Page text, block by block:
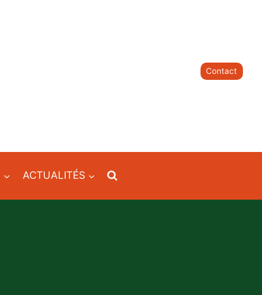
Contact
ACTUALITÉS